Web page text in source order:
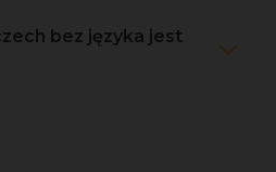
bez języka jest